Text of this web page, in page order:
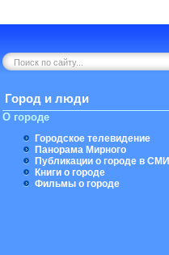
Город и люди
О городе
Городское телевидение
Панорама Мирного
Публикации о городе в СМИ
Книги о городе
Фильмы о городе